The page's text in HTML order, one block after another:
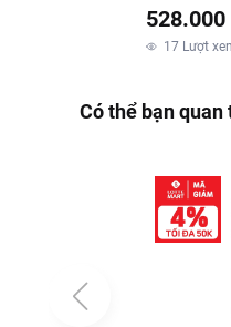
528.000
17 Lượt
Có thể bạn quan